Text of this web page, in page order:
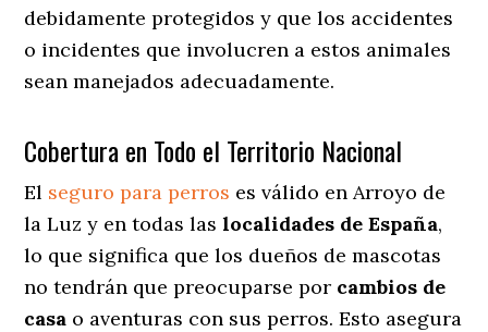
debidamente protegidos y que los accidentes
o incidentes que involucren a estos animales
sean manejados adecuadamente.
Cobertura en Todo el Territorio Nacional
El seguro para perros es válido en Arroyo de
la Luz y en todas laslocalidades de España,
lo que significa que los dueños de mascotas
no tendrán que preocuparse por cambios de
casa o aventuras con sus perros. Esto asegura